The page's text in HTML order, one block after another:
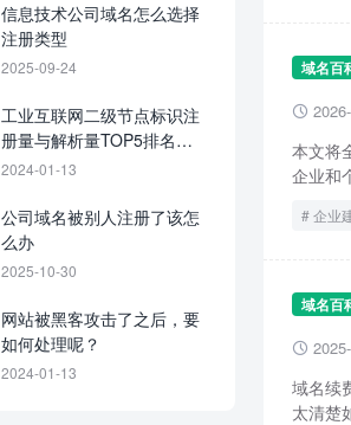
域名百

本文将
企业和
企业
域名百

域名续
太清楚
信息技术公司域名怎么选择
注册类型
2025-09-24
工业互联网二级节点标识注
册量与解析量TOP5排名出
炉
2024-01-13
公司域名被别人注册了该怎
么办
2025-10-30
网站被黑客攻击了之后，要
如何处理呢？
2024-01-13